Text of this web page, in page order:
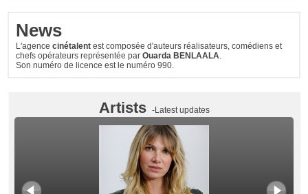
News
L'agencecinétalent est composée d'auteurs réalisateurs, comédiens et
chefs opérateurs représentée parOuarda BENLAALA.
Son numéro de licence est le numéro 990.
Artists -Latest updates